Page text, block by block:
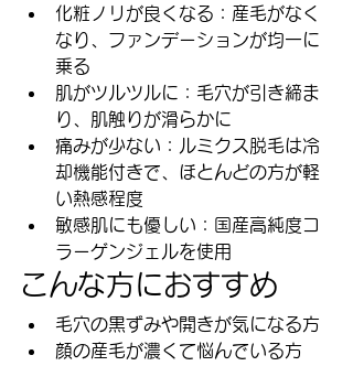
化粧ノリが良くなる：産毛がなく
なり、ファンデーションが均一に
乗る
肌がツルツルに：毛穴が引き締ま
り、肌触りが滑らかに
痛みが少ない：ルミクス脱毛は冷
却機能付きで、ほとんどの方が軽
い熱感程度
敏感肌にも優しい：国産高純度コ
ラーゲンジェルを使用
こんな方におすすめ
毛穴の黒ずみや開きが気になる方
顔の産毛が濃くて悩んでいる方